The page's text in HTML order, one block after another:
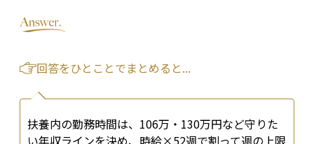
回答をひとことでまとめると...
扶養内の勤務時間は、106万・130万円など守りた